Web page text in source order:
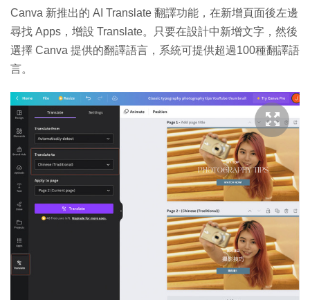
Canva 新推出的 AI Translate 翻譯功能，在新增頁面後左邊
尋找 Apps，增設 Translate。只要在設計中新增文字，然後
選擇 Canva 提供的翻譯語言，系統可提供超過100種翻譯語
言。